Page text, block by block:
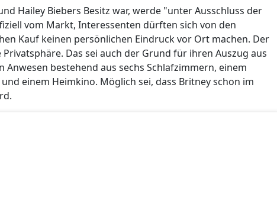
Hailey Biebers Besitz war, werde "unter Ausschluss der
vom Markt, Interessenten dürften sich von den
Kauf keinen persönlichen Eindruck vor Ort machen. Der
Das sei auch der Grund für ihren Auszug aus
bestehend aus sechs Schlafzimmern, einem
einem Heimkino. Möglich sei, dass Britney schon im